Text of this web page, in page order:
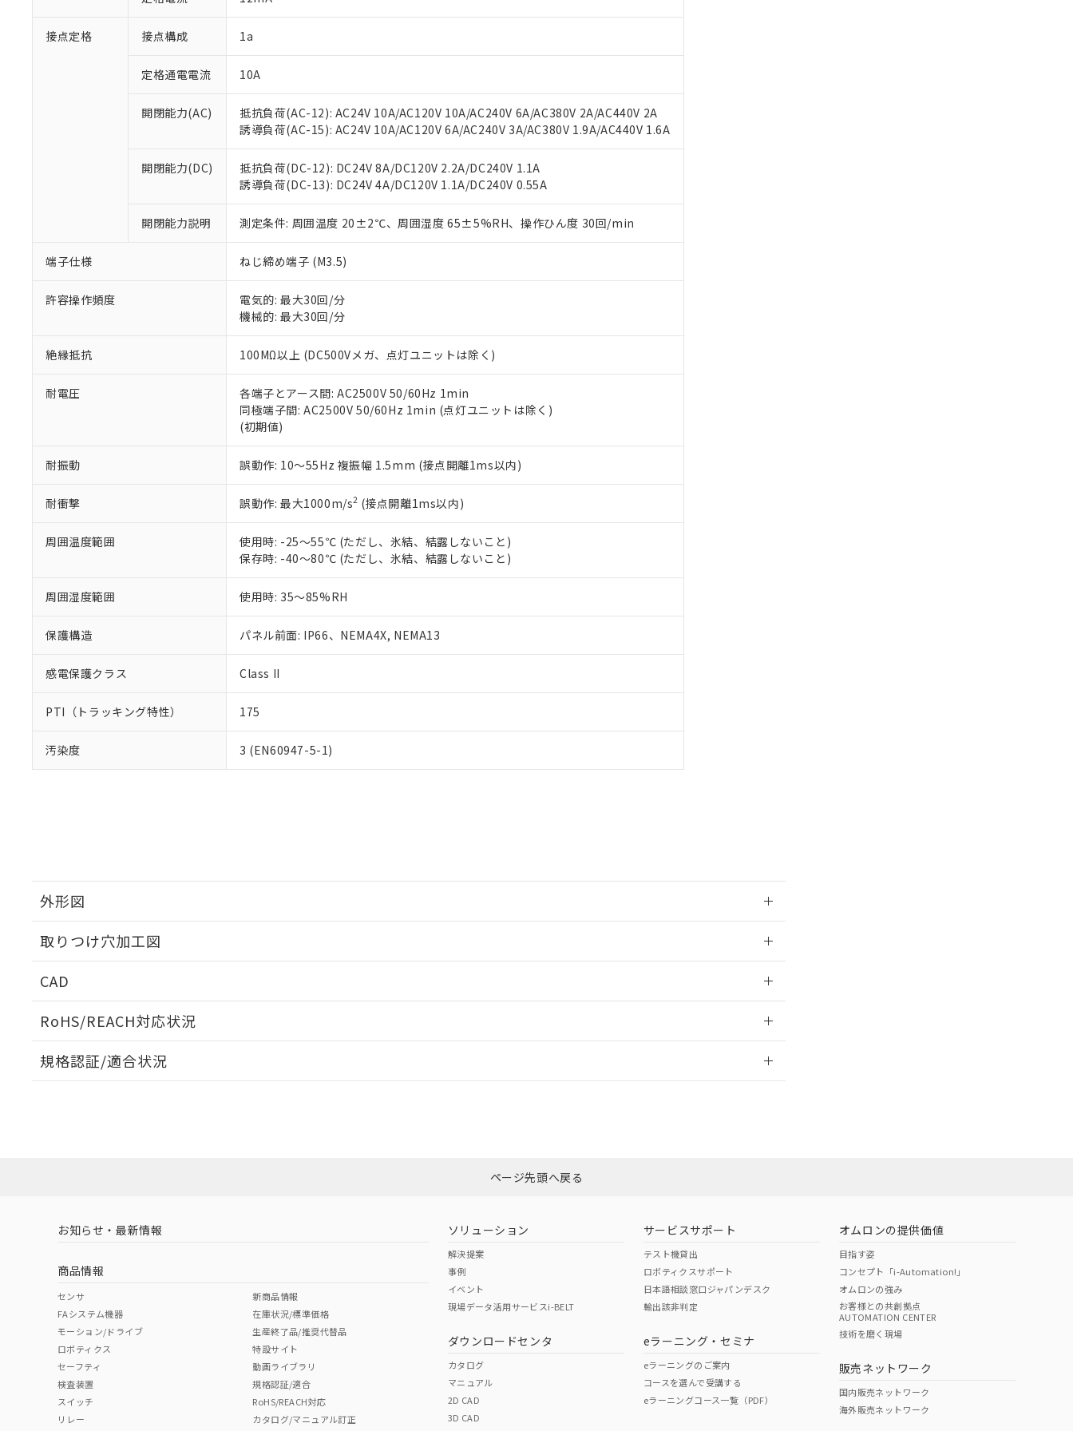
接点定格 接点構成 1a
定格通電電流 10A
開閉能力(AC)
抵抗負荷(AC-12): AC24V 10A/AC120V 10A/AC240V 6A/AC380V 2A/AC440V 2A
誘導負荷(AC-15): AC24V 10A/AC120V 6A/AC240V 3A/AC380V 1.9A/AC440V 1.6A
開閉能力(DC)
抵抗負荷(DC-12): DC24V 8A/DC120V 2.2A/DC240V 1.1A
誘導負荷(DC-13): DC24V 4A/DC120V 1.1A/DC240V 0.55A
開閉能力説明 測定条件: 周囲温度 20±2℃、周囲湿度 65±5%RH、操作ひん度 30回/min
端子仕様 ねじ締め端子 (M3.5)
許容操作頻度
電気的: 最大30回/分
機械的: 最大30回/分
絶縁抵抗 100MΩ以上 (DC500Vメガ、点灯ユニットは除く)
耐電圧
各端子とアース間: AC2500V 50/60Hz 1min
同極端子間: AC2500V 50/60Hz 1min (点灯ユニットは除く)
(初期値)
耐振動 誤動作: 10～55Hz 複振幅 1.5mm (接点開離1ms以内)
耐衝撃 誤動作: 最大1000m/s2 (接点開離1ms以内)
周囲温度範囲
使用時: -25～55℃ (ただし、氷結、結露しないこと)
保存時: -40～80℃ (ただし、氷結、結露しないこと)
周囲湿度範囲 使用時: 35～85%RH
保護構造 パネル前面: IP66、NEMA4X, NEMA13
感電保護クラス Class II
PTI（トラッキング特性） 175
汚染度 3 (EN60947-5-1)
外形図
取りつけ穴加工図
CAD
RoHS/REACH対応状況
EU RoHS 注意事項・凡例
ダウンロードはこちら
中国 RoHS 注意事項・凡例
中国 RoHS表
Pb Hg Cr(VI)
O O
規格認証/適合状況
（イギリス
（ノルウェー
（日本
（アメリカ
この製品の規格認証/適合状況ページへ
その他の認証はこちらのページからご検索ください
本サービスは、当社制御機器事業取扱商品の当社在庫状況および標準価格(税抜)を提供させていただ
当社制御機器事業取扱商品の中には、本サービスの対象外となる商品もあることをご了承ください。
い。
正式な納期状況および標準価格はお客様のお取引先、またはお客様担当のオムロン制御機器販売店・
当社販売員にご相談ください。
在庫状況および標準価格結果を当社の事前の承諾なく第三者に漏洩または開示しないようお願いしま
す。
マイパーツ機能（部品リスト作成サービス）をご利用いただくには、I-Webメンバーズにご登録され
ている必要があります。
お客様が当ウェブサイト上で当社にご登録された部品リストについて、当社および当社の共同利用者
が、当社の製品・サービスに関するお客様との取引・商談に必要な範囲で利用することをご了承くだ
さい。
いる法人を指します。
*EU RoHS指令（10物質）：
フタル酸ビス(2-エチルヘキシル) (DEHP)(別名：DOP) 1000ppm以下、フタル酸ブチルベンジル（BBP） 1000ppm以下、フタル酸ジブチ
ル（DBP） 1000ppm以下、フタル酸ジイソブチル (DIBP) 1000ppm以下
但し、RoHS指令で産業用監視および制御機器に対する適用除外項目は除く。
フタル酸エステル類の４物質については閾値を超える意図的な使用がないことを確認しています。
※2 対応予定月
部品在庫の切り替え状況などにより、予定月が前後することがあります。
※3 非含有証明書ダウンロード
EU RoHS指令（10物質）の非含有証明書
51物質の非含有証明書（当社基準）
※本証明書は発行日時点で非含有を証明するもので、過去に遡って非含有を証明するものではありません。
また、RoHS指令のフタル酸エステル類４物質の対応では、対応完了までの期間は出荷製品に未対応品が
混在することから備考欄に対応日を記載しておりました。
既に当社にて対応品への在庫切替を完了していることから、特段のことがない限り、2022年1月12日よ
り割愛しております。
「×」：最大均質材料含有率が中国RoHSの基準値を超えていることを示します。
Pb(鉛) :1000ppm、 Hg(水銀) : 1000ppm、 Cd(カドミウム) : 100ppm、
DEHP(フタル酸ビス(2-エチルヘキシル)) : 1000ppm
※2 環境保護使用期限
「ｅ」：有害物質（10物質）のすべてが基準値以下であることを示します。
味します。
「－」：未確認です。当社販売部門へお問い合わせください。
当社は、これら貴社製品のうち、外国為替および外国貿易法に定める商品（以下｢規制貨物等」とい
などの必要な手続きをとります。
ます。
当社は貴社製品を、核兵器、ミサイル、化学兵器、生物兵器またはその他武器並びにこれらの製造装
置等に一切使用いたしません。
当社は、貴社製品を第三者に販売する場合は、上記1、2および3の内容を当該第三者に通知します。
たしません。
△ 一定数には満たないが在庫あり
－
在庫なし(最新の在庫状況については、お客様のお取引先、またはお客様担当のオムロン制御
機器販売店・当社販売員にご確認ください)
空
受注生産機種、また在庫状況の情報を公開していない機種
ページ先頭へ戻る
お知らせ・最新情報
商品情報
センサ
FAシステム機器
モーション/ドライブ
ロボティクス
セーフティ
検査装置
スイッチ
リレー
新商品情報
在庫状況/標準価格
生産終了品/推奨代替品
特設サイト
動画ライブラリ
規格認証/適合
RoHS/REACH対応
カタログ/マニュアル訂正
ソリューション
解決提案
事例
イベント
現場データ活用サービスi-BELT
ダウンロードセンタ
カタログ
マニュアル
2D CAD
3D CAD
サービスサポート
テスト機貸出
ロボティクスサポート
日本語相談窓口ジャパンデスク
輸出該非判定
eラーニング・セミナ
eラーニングのご案内
コースを選んで受講する
eラーニングコース一覧（PDF）
オムロンの提供価値
目指す姿
コンセプト「i-Automation!」
オムロンの強み
お客様との共創拠点
AUTOMATION CENTER
技術を磨く現場
販売ネットワーク
国内販売ネットワーク
海外販売ネットワーク